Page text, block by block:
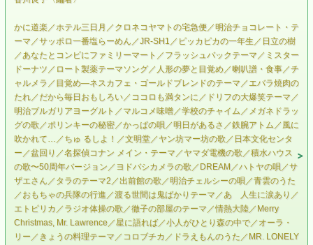
かに道楽／ホテル三日月／クロネコヤマトの宅急便／明治チョコレート・テ
ーマ／サッポロ一番塩らーめん／JR-SH1／ピッカピカの一年生／日立の樹
／あなたとコンビにファミリーマート／フラッシュバックテーマ／ミスター
ドーナツ／ロート製薬テーマソング／人形の夢と目覚め／喇叭譜・食事／チ
ャルメラ／目覚め—ネスカフェ・ゴールドブレンドのテーマ／エバラ焼肉の
たれ／だから毎日おもしろい／ココロも満タンに／ドリフの大爆笑テーマ／
明治ブルガリアヨーグルト／マルコメ味噌／学校のチャイム／メガネドラッ
グの歌／ポリンキーの秘密／かっぱの唄／明日があるさ／鉄腕アトム／風に
吹かれて…／ちゅ るしよ！／文明堂／ヤン坊マー坊の歌／日本文化センタ
ー／盆回り／名探偵コナン メイン・テーマ／ヤマダ電機の歌／積水ハウス
の歌〜50周年バージョン／ヨドバシカメラの歌／DREAM／ハトヤの唄／サ
ザエさん／タラのテーマ2／出前館の歌／明治チェルシーの唄／青雲のうた
／おもちゃの兵隊の行進／渡る世間は鬼ばかりテーマ／あゝ人生に涙あり／
エトピリカ／ラジオ体操の歌／徹子の部屋のテーマ／情熱大陸／Merry
Christmas, Mr. Lawrence／星に語れば／小人がひとり森の中で／オーラ・
リー／きょうの料理テーマ／コロブチカ／ドラえもんのうた／MR. LONELY